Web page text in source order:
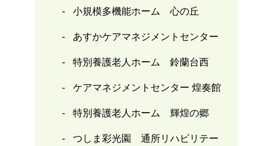
小規模多機能ホーム 心の丘
あすかケアマネジメントセンター
特別養護老人ホーム 鈴蘭台西
ケアマネジメントセンター 煌奏館
特別養護老人ホーム 輝煌の郷
つしま彩光園 通所リハビリテー